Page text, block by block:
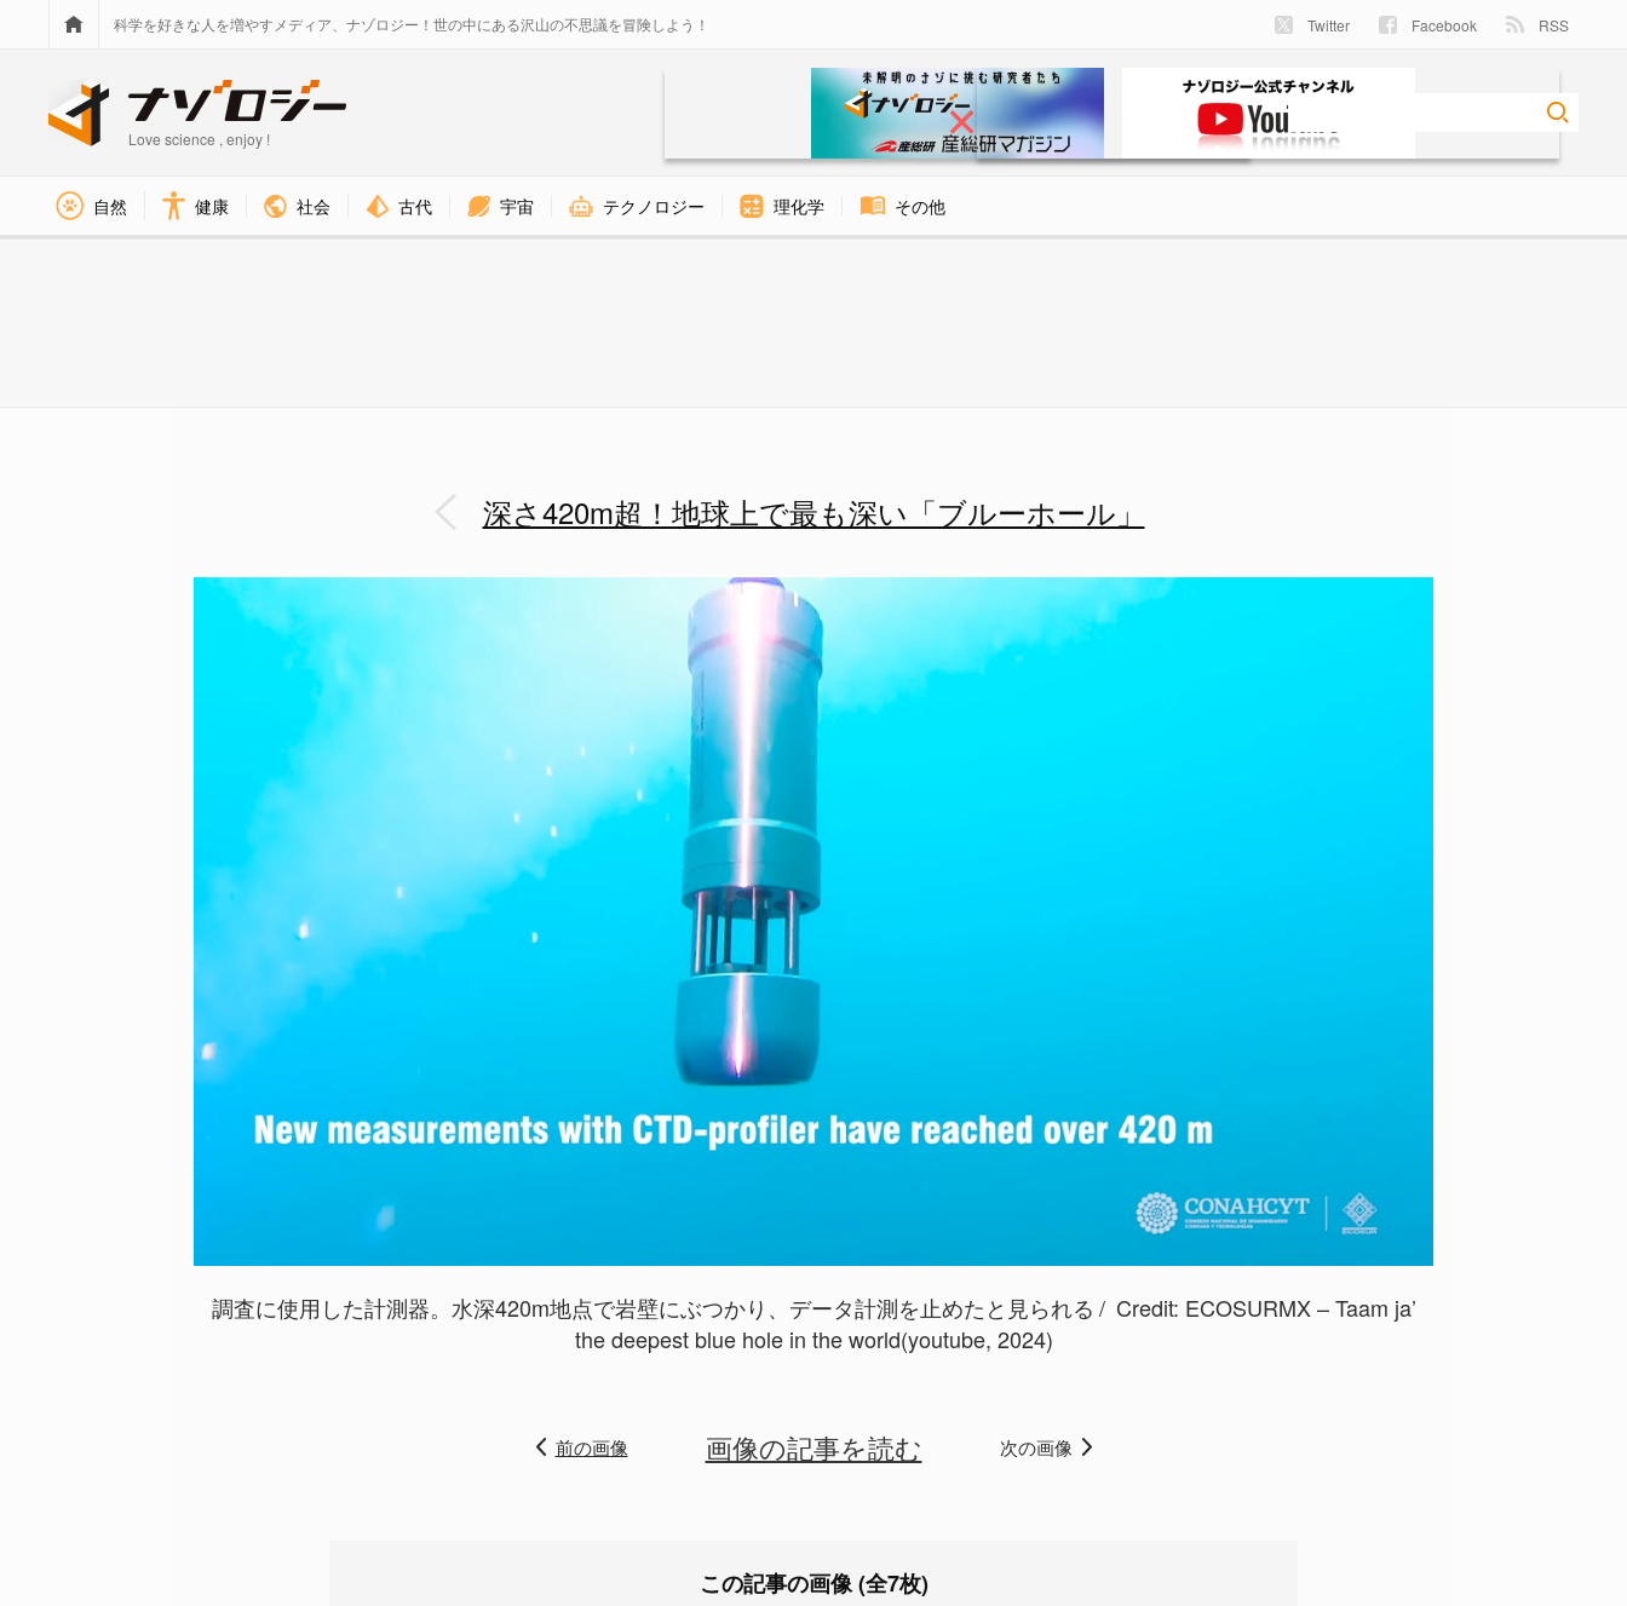
科学を好きな人を増やすメディア、ナゾロジー！世の中にある沢山の不思議を冒険しよう！ Twitter Facebook RSS
Love science , enjoy !
自然 健康 社会 古代 宇宙 テクノロジー 理化学 その他
深さ420m超！地球上で最も深い「ブルーホール」
調査に使用した計測器。水深420m地点で岩壁にぶつかり、データ計測を止めたと見られる Credit: ECOSURMX – Taam ja’
the deepest blue hole in the world(youtube, 2024)
前の画像 画像の記事を読む 次の画像
この記事の画像 (全7枚)